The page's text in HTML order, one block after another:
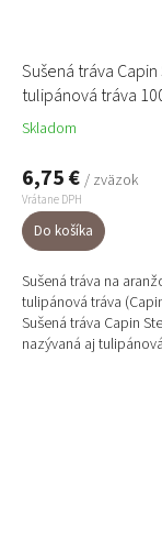
Sušená tráva
tulipánová tráva
červená
Skladom
6,75 € / zväzok
Vrátane DPH
Do košíka
Sušená tráva na
tulipánová tráva
Sušená tráva Capin
nazývaná aj